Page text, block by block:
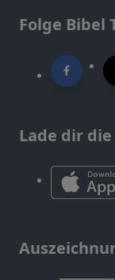
Folge Bibel
Lade dir